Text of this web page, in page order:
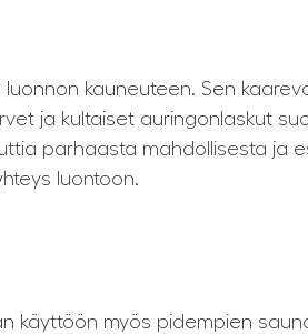
kauneuteen. Sen
ja kultaiset auringonlaskut
parhaasta mahdollisesta ja
luontoon.
käyttöön myös pidempien